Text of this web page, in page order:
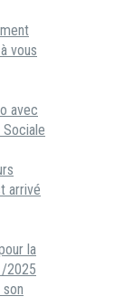
vous
avec
Sociale
arrivé
la
2025